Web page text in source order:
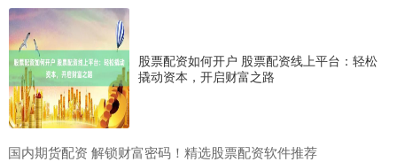
股票配资如何开户 股票配资线上平台：轻松
撬动资本，开启财富之路
​国内期货配资 解锁财富密码！精选股票配资软件推荐